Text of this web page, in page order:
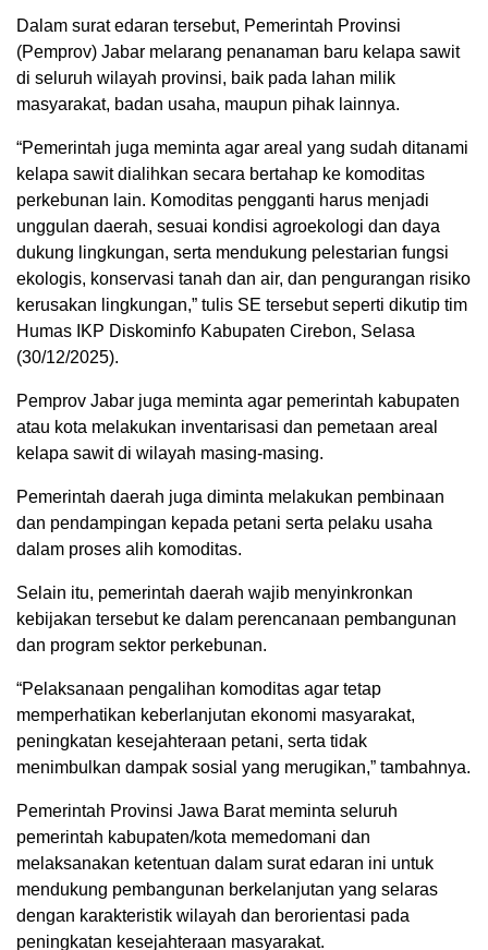
Dalam surat edaran tersebut, Pemerintah Provinsi
(Pemprov) Jabar melarang penanaman baru kelapa sawit
di seluruh wilayah provinsi, baik pada lahan milik
masyarakat, badan usaha, maupun pihak lainnya.
“Pemerintah juga meminta agar areal yang sudah ditanami
kelapa sawit dialihkan secara bertahap ke komoditas
perkebunan lain. Komoditas pengganti harus menjadi
unggulan daerah, sesuai kondisi agroekologi dan daya
dukung lingkungan, serta mendukung pelestarian fungsi
ekologis, konservasi tanah dan air, dan pengurangan risiko
kerusakan lingkungan,” tulis SE tersebut seperti dikutip tim
Humas IKP Diskominfo Kabupaten Cirebon, Selasa
(30/12/2025).
Pemprov Jabar juga meminta agar pemerintah kabupaten
atau kota melakukan inventarisasi dan pemetaan areal
kelapa sawit di wilayah masing-masing.
Pemerintah daerah juga diminta melakukan pembinaan
dan pendampingan kepada petani serta pelaku usaha
dalam proses alih komoditas.
Selain itu, pemerintah daerah wajib menyinkronkan
kebijakan tersebut ke dalam perencanaan pembangunan
dan program sektor perkebunan.
“Pelaksanaan pengalihan komoditas agar tetap
memperhatikan keberlanjutan ekonomi masyarakat,
peningkatan kesejahteraan petani, serta tidak
menimbulkan dampak sosial yang merugikan,” tambahnya.
Pemerintah Provinsi Jawa Barat meminta seluruh
pemerintah kabupaten/kota memedomani dan
melaksanakan ketentuan dalam surat edaran ini untuk
mendukung pembangunan berkelanjutan yang selaras
dengan karakteristik wilayah dan berorientasi pada
peningkatan kesejahteraan masyarakat.